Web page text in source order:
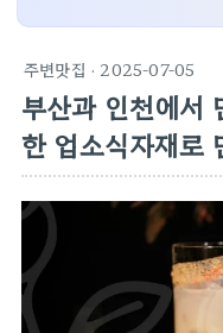
주변맛집 · 2025-07-05
부산과 인천에서
한 업소식자재로